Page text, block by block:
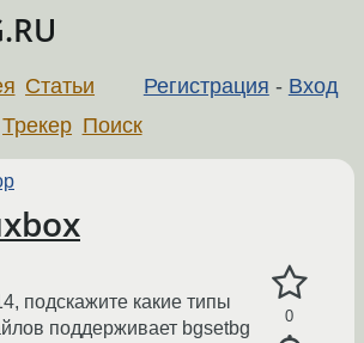
Регистрация - Вход
Статьи
Трекер Поиск
0
подскажите какие типы
поддерживает bgsetbg